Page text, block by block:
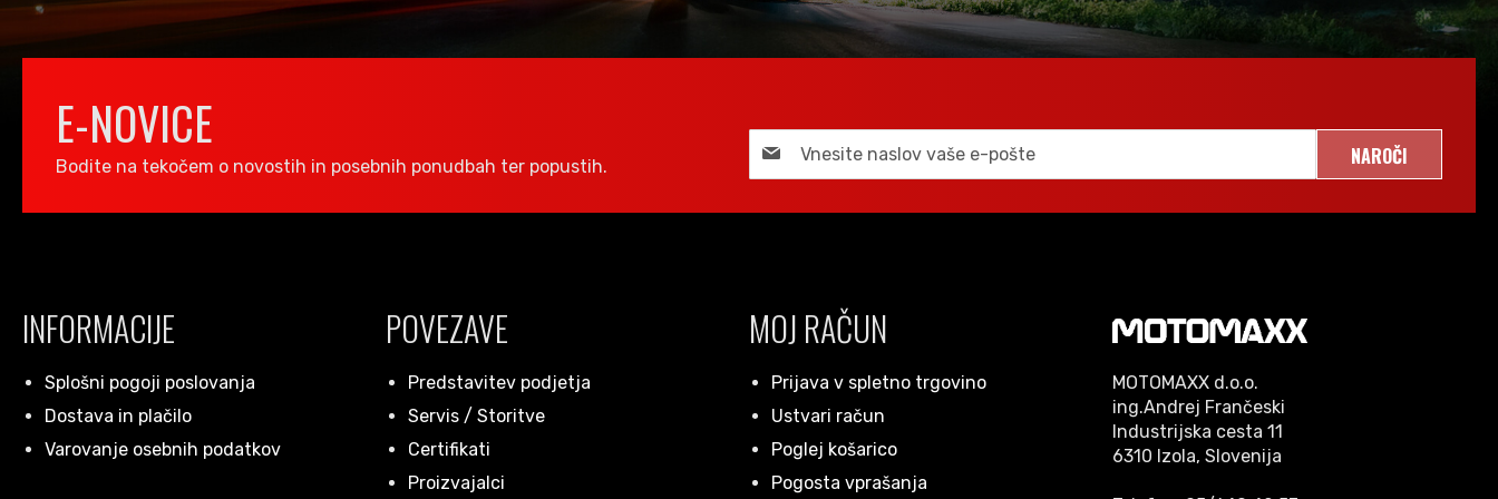
E-NOVICE
Bodite na tekočem o novostih in posebnih ponudbah ter popustih. NAROČI
INFORMACIJE
Splošni pogoji poslovanja
Dostava in plačilo
Varovanje osebnih podatkov
POVEZAVE
Predstavitev podjetja
Servis / Storitve
Certifikati
Proizvajalci
MOJ RAČUN
Prijava v spletno trgovino
Ustvari račun
Poglej košarico
Pogosta vprašanja
MOTOMAXX d.o.o.
ing.Andrej Frančeski
Industrijska cesta 11
6310 Izola, Slovenija